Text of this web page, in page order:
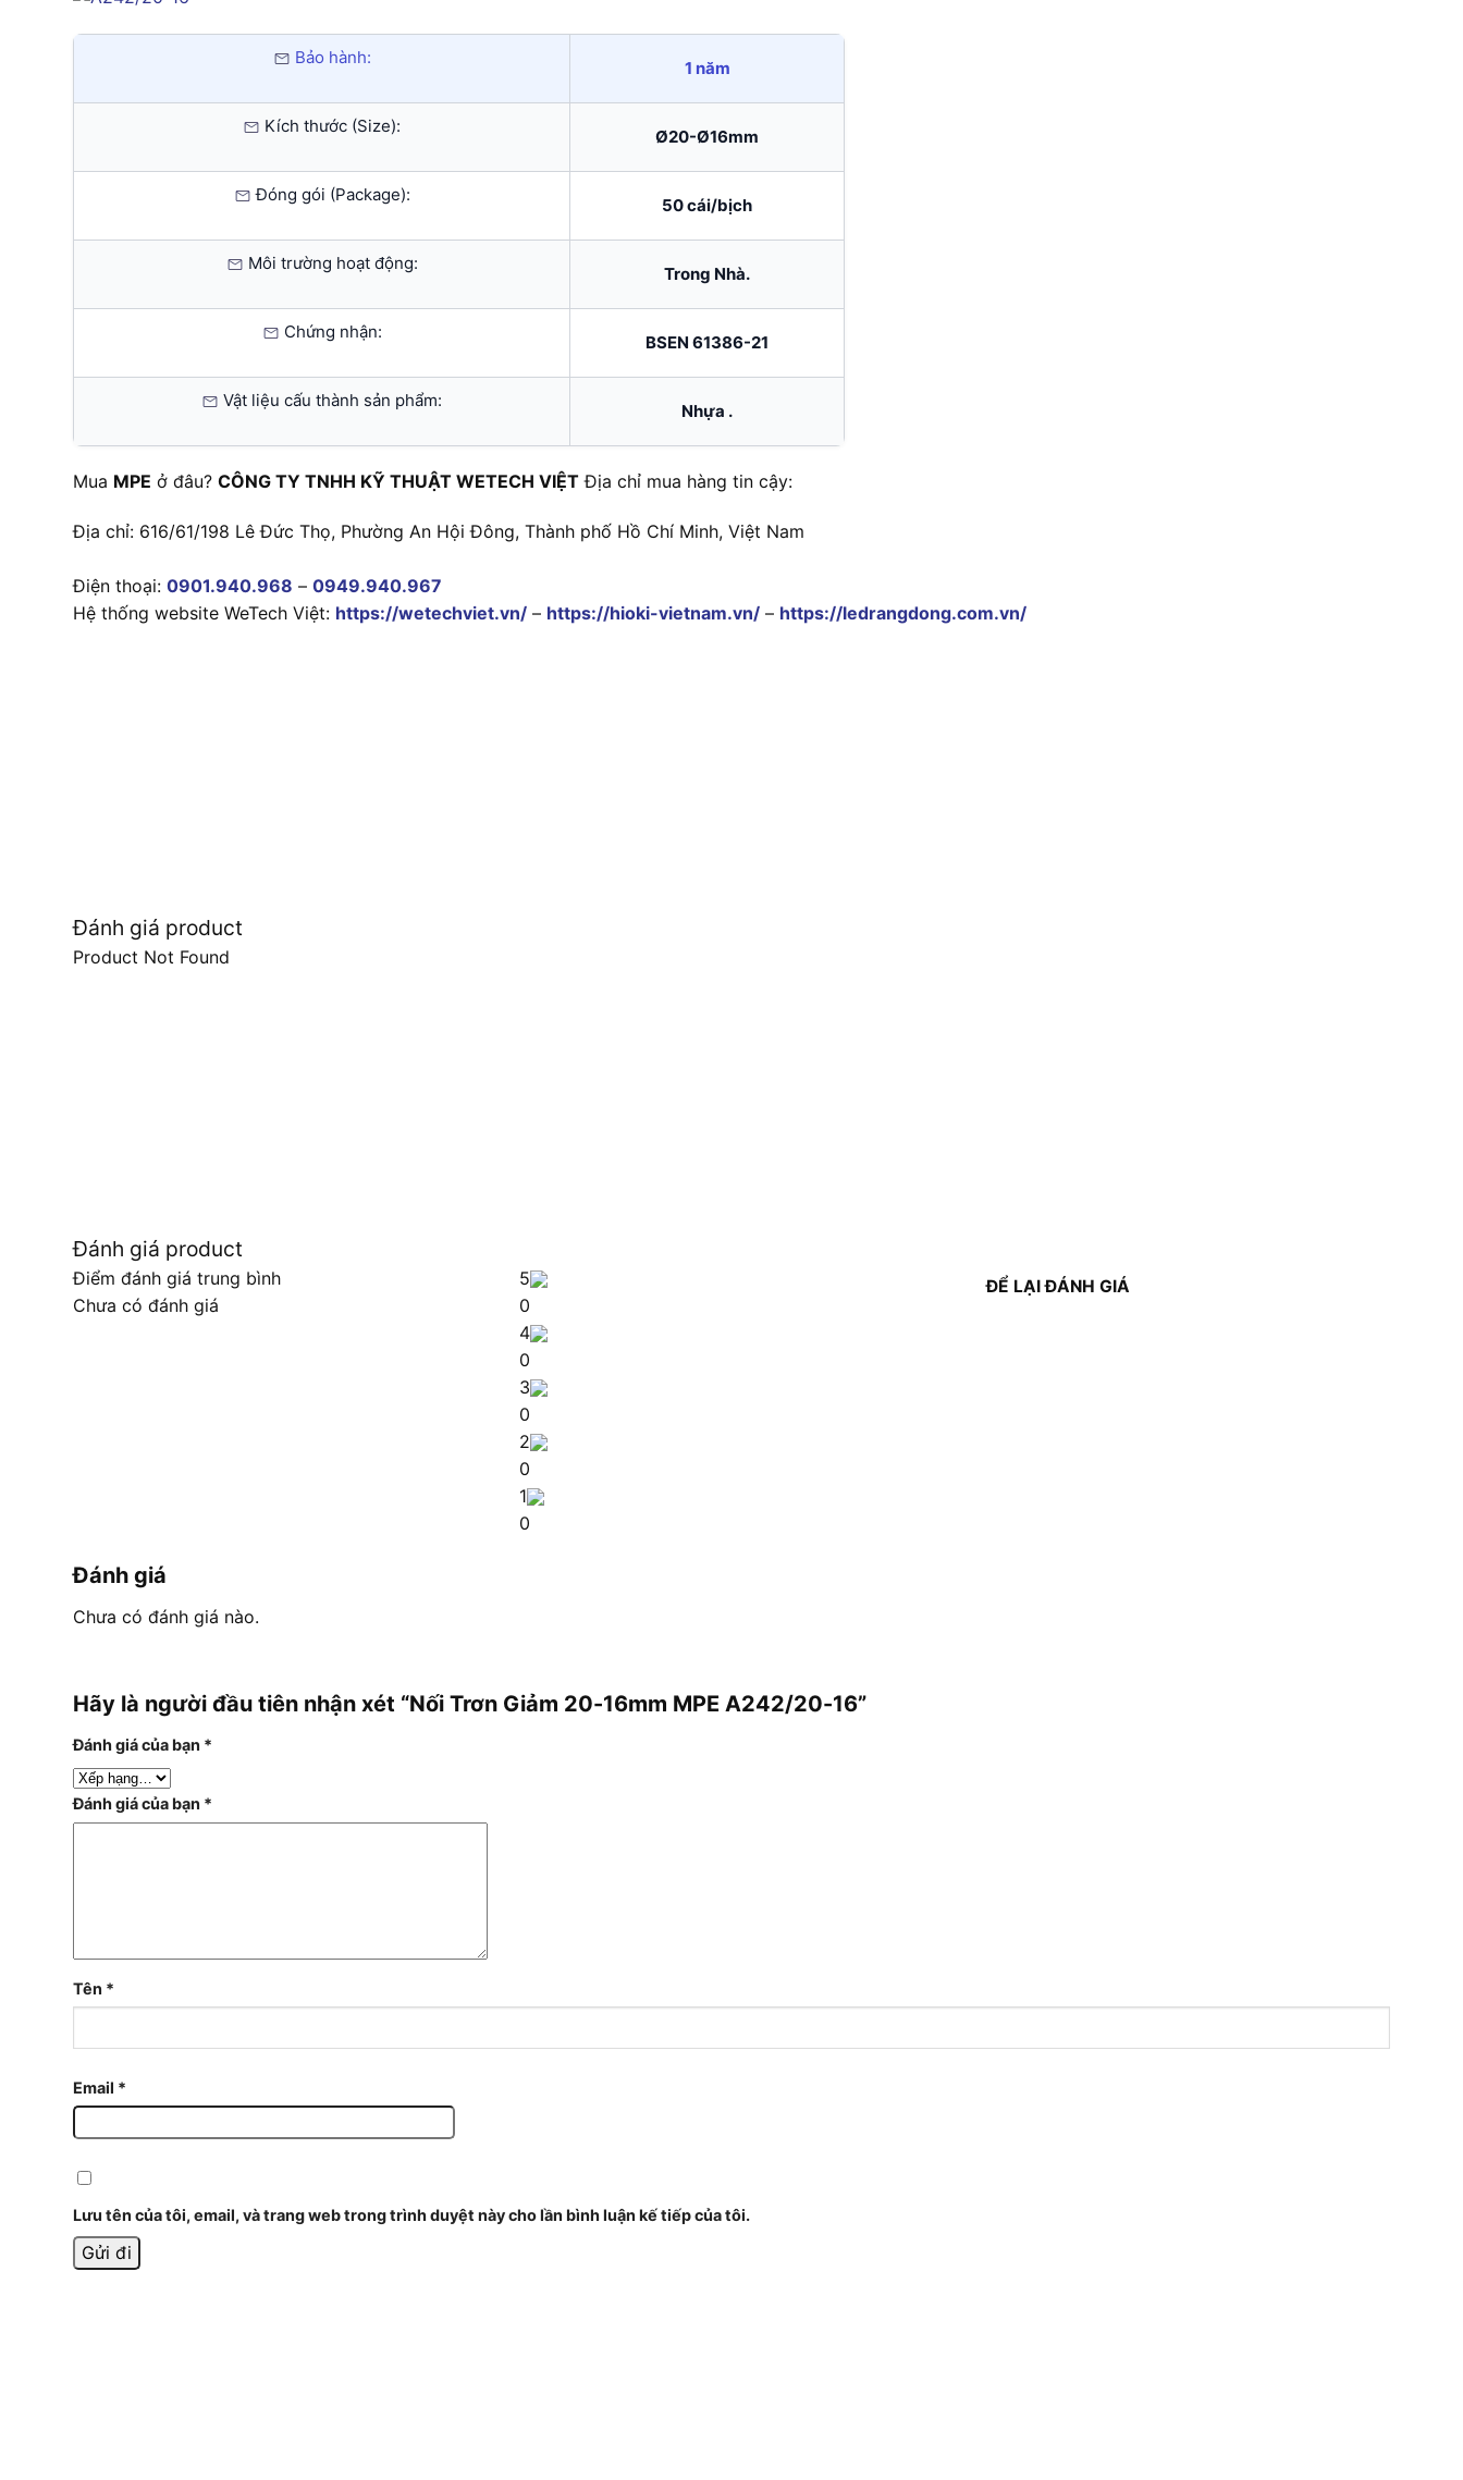
Bảo hành:
1 năm
Kích thước (Size):
Ø20-Ø16mm
Đóng gói (Package):
50 cái/bịch
Môi trường hoạt động:
Trong Nhà.
Chứng nhận:
BSEN 61386-21
Vật liệu cấu thành sản phẩm:
Nhựa .
Mua MPE ở đâu? CÔNG TY TNHH KỸ THUẬT WETECH VIỆT Địa chỉ mua hàng tin cậy:
Địa chỉ: 616/61/198 Lê Đức Thọ, Phường An Hội Đông, Thành phố Hồ Chí Minh, Việt Nam
Điện thoại: 0901.940.968 – 0949.940.967
Hệ thống website WeTech Việt: https://wetechviet.vn/ – https://hioki-vietnam.vn/ – https://ledrangdong.com.vn/
Đánh giá product
Product Not Found
Đánh giá product
Điểm đánh giá trung bình
Chưa có đánh giá
5
0
4
0
3
0
2
0
1
0
ĐỂ LẠI ĐÁNH GIÁ
Đánh giá
Chưa có đánh giá nào.
Hãy là người đầu tiên nhận xét “Nối Trơn Giảm 20-16mm MPE A242/20-16”
Đánh giá của bạn *
Đánh giá của bạn *
Tên *
Email *
Lưu tên của tôi, email, và trang web trong trình duyệt này cho lần bình luận kế tiếp của tôi.